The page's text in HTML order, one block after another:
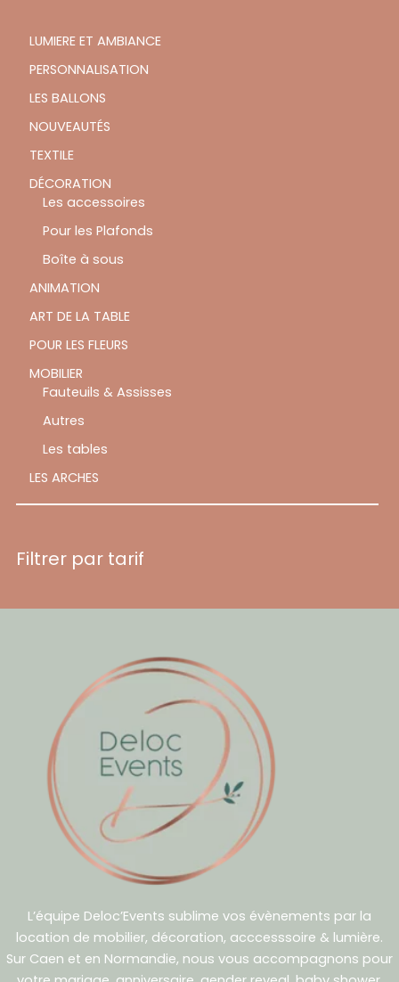
LUMIERE ET AMBIANCE
PERSONNALISATION
LES BALLONS
NOUVEAUTÉS
TEXTILE
DÉCORATION
Les accessoires
Pour les Plafonds
Boîte à sous
ANIMATION
ART DE LA TABLE
POUR LES FLEURS
MOBILIER
Fauteuils & Assisses
Autres
Les tables
LES ARCHES
Filtrer par tarif
L’équipe Deloc’Events sublime vos évènements par la
location de mobilier, décoration, acccesssoire & lumière.
Sur Caen et en Normandie, nous vous accompagnons pour